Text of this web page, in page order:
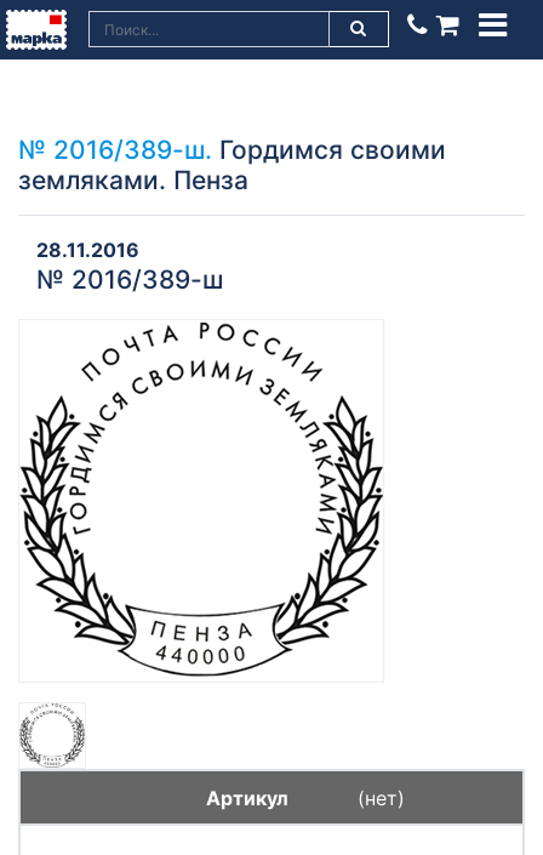
№ 2016/389-ш. Гордимся своими
земляками. Пенза
28.11.2016
№ 2016/389-ш
(нет)